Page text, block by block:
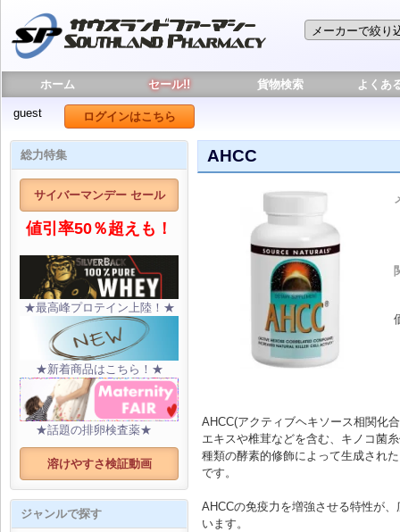
ホーム セール!! 貨物検索 よくあ
guest ログインはこちら
総力特集
サイバーマンデー セール
値引率50％超えも！
★最高峰プロテイン上陸！★
★新着商品はこちら！★
★話題の排卵検査薬★
溶けやすさ検証動画
ジャンルで探す
AHCC
AHCC(アクティブヘキソース相関化
エキスや椎茸などを含む、キノコ菌
種類の酵素的修飾によって生成され
です。
AHCCの免疫力を増強させる特性が
います。